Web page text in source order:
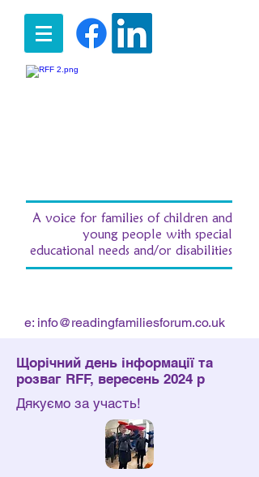
A voice for families of children and
young people with special
educational needs and/or disabilities
e: info@readingfamiliesforum.co.uk
Щорічний день інформації та
розваг RFF, вересень 2024 р
Дякуємо за участь!